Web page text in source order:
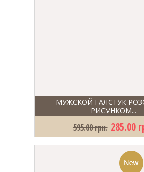
МУЖСКОЙ ГАЛСТУК
РИСУНКОМ...
595.00 грн. 285.00